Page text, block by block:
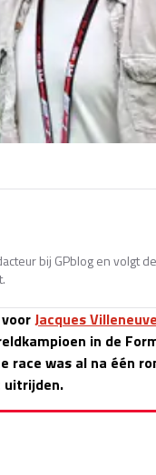
bij GPblog en volgt
Jacques
in de
was al na één
uitrijden.